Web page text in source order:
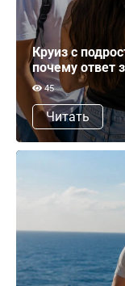
Круиз с
почему ответ
45
Читать